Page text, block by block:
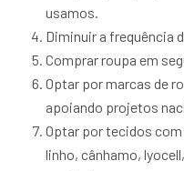
usamos.
Diminuir a frequência
Comprar roupa em
Optar por marcas de
apoiando projetos
Optar por tecidos
linho, cânhamo,